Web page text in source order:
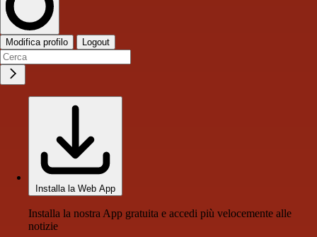
Modifica profilo Logout
Installa la Web App
Installa la nostra App gratuita e accedi più velocemente alle
notizie